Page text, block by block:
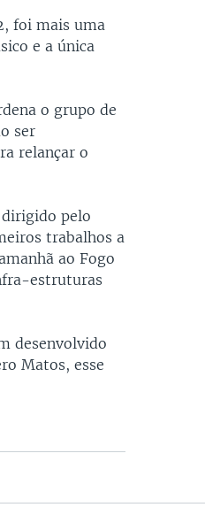
foi mais uma
e a única
o grupo de
ser
relançar o
pelo
trabalhos a
ao Fogo
estruturas
desenvolvido
Matos, esse